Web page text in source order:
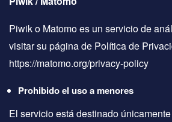
Piwik o Matomo es un servicio de
visitar su página de Política de
https://matomo.org/privacy-policy
Prohibido el uso a menores
El servicio está destinado